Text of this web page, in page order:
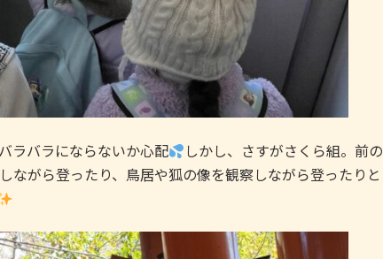
ラバラにならないか心配
しかし、さすがさくら組。前の
ながら登ったり、鳥居や狐の像を観察しながら登ったりと